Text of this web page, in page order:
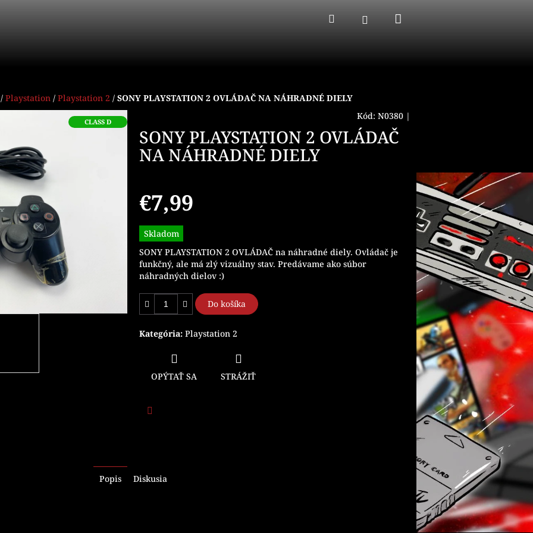
Hľadať Prihlásenie
/ Playstation / Playstation 2 / SONY PLAYSTATION 2 OVLÁDAČ NA NÁHRADNÉ DIELY
CLASS D
Kód: N0380 |
SONY PLAYSTATION 2 OVLÁDAČ
NA NÁHRADNÉ DIELY
€7,99
Jednotková
cena:
Skladom
SONY PLAYSTATION 2 OVLÁDAČ na náhradné diely. Ovládač je
funkčný, ale má zlý vizuálny stav. Predávame ako súbor
náhradných dielov :)
Do košíka
Kategória: Playstation 2
OPÝTAŤ SA STRÁŽIŤ
Popis Diskusia